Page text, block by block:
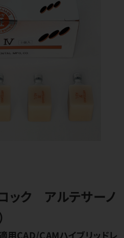
ック アルテサーノ
CAD/CAMハイブリッドレ